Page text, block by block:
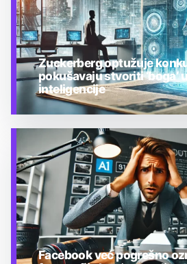
TEHNOLOGIJA
Zuckerberg optužuje
pokušavaju stvoriti ‘boga’
inteligencije
Facebook već pogrešno